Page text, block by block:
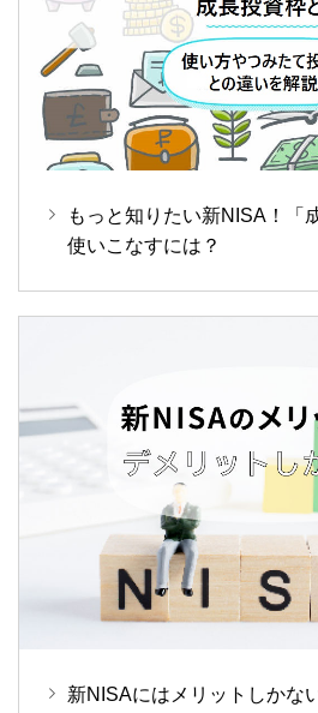
もっと知りたい新NISA！「
使いこなすには？
新NISAにはメリットしかな